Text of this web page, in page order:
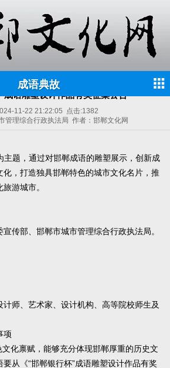
成语典故
成语雕塑设计作品有奖征集公告
11-22 21:22:05 点击:1382
管理综合行政执法局 作者：邯郸文化网
主题，通过对邯郸成语的雕塑展示，创新成
，打造独具邯郸特色的城市文化名片，推
游城市。
传部、邯郸市城市管理综合行政执法局。
师、艺术家、设计机构、高等院校师生及
项
化禀赋，能够充分体现邯郸厚重的历史文
从《“邯郸银行杯”成语雕塑设计作品有奖